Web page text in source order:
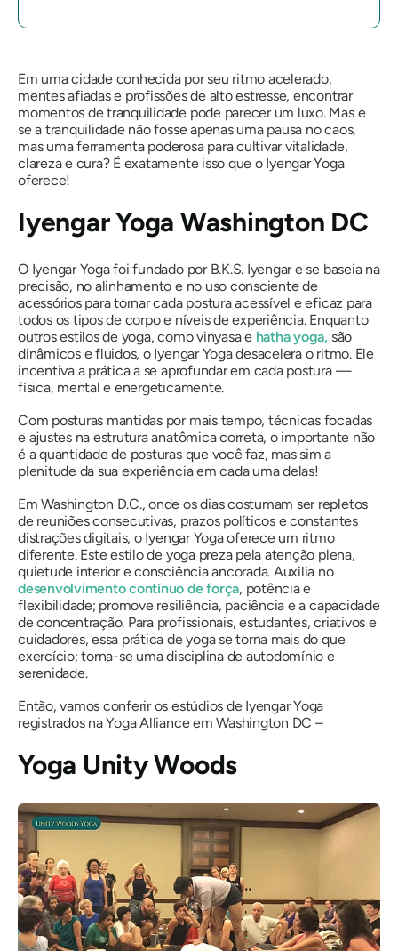
Em uma cidade conhecida por seu ritmo acelerado,
mentes afiadas e profissões de alto estresse, encontrar
momentos de tranquilidade pode parecer um luxo. Mas e
se a tranquilidade não fosse apenas uma pausa no caos,
mas uma ferramenta poderosa para cultivar vitalidade,
clareza e cura? É exatamente isso que o Iyengar Yoga
oferece!
Iyengar Yoga Washington DC
O Iyengar Yoga foi fundado por B.K.S. Iyengar e se baseia na
precisão, no alinhamento e no uso consciente de
acessórios para tornar cada postura acessível e eficaz para
todos os tipos de corpo e níveis de experiência. Enquanto
outros estilos de yoga, como vinyasa e hatha yoga, são
dinâmicos e fluidos, o Iyengar Yoga desacelera o ritmo. Ele
incentiva a prática a se aprofundar em cada postura —
física, mental e energeticamente.
Com posturas mantidas por mais tempo, técnicas focadas
e ajustes na estrutura anatômica correta, o importante não
é a quantidade de posturas que você faz, mas sim a
plenitude da sua experiência em cada uma delas!
Em Washington D.C., onde os dias costumam ser repletos
de reuniões consecutivas, prazos políticos e constantes
distrações digitais, o Iyengar Yoga oferece um ritmo
diferente. Este estilo de yoga preza pela atenção plena,
quietude interior e consciência ancorada. Auxilia no
desenvolvimento contínuo de força, potência e
flexibilidade; promove resiliência, paciência e a capacidade
de concentração. Para profissionais, estudantes, criativos e
cuidadores, essa prática de yoga se torna mais do que
exercício; torna-se uma disciplina de autodomínio e
serenidade.
Então, vamos conferir os estúdios de Iyengar Yoga
registrados na Yoga Alliance em Washington DC –
Yoga Unity Woods